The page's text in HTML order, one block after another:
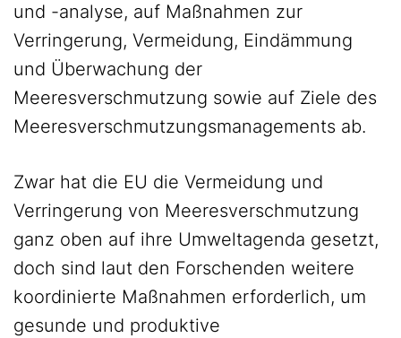
und -analyse, auf Maßnahmen zur
Verringerung, Vermeidung, Eindämmung
und Überwachung der
Meeresverschmutzung sowie auf Ziele des
Meeresverschmutzungsmanagements ab.
Zwar hat die EU die Vermeidung und
Verringerung von Meeresverschmutzung
ganz oben auf ihre Umweltagenda gesetzt,
doch sind laut den Forschenden weitere
koordinierte Maßnahmen erforderlich, um
gesunde und produktive